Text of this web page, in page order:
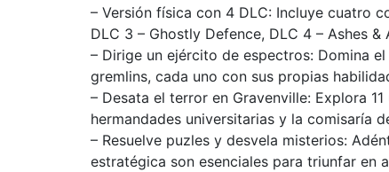
– Versión física con 4 DLC: Incluye cuatro
DLC 3 – Ghostly Defence, DLC 4 – Ashes &
– Dirige un ejército de espectros: Domina
gremlins, cada uno con sus propias
– Desata el terror en Gravenville: Explora
hermandades universitarias y la comisaría
– Resuelve puzles y desvela misterios:
estratégica son esenciales para triunfar en